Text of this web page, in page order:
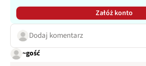
Załóż konto
Dodaj komentarz
~gość